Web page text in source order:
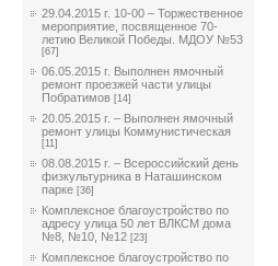
29.04.2015 г. 10-00 – Торжественное
мероприятие, посвященное 70-
летию Великой Победы. МДОУ №53
[67]
06.05.2015 г. Выполнен ямочный
ремонт проезжей части улицы
Побратимов [14]
20.05.2015 г. – Выполнен ямочный
ремонт улицы Коммунистическая
[11]
08.08.2015 г. – Всероссийский день
физкультурника в Наташинском
парке [36]
Комплексное благоустройство по
адресу улица 50 лет ВЛКСМ дома
№8, №10, №12 [23]
Комплексное благоустройство по